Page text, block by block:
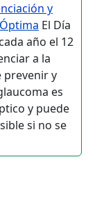
y
El Día
año el 12
a la
prevenir y
es
y puede
si no se